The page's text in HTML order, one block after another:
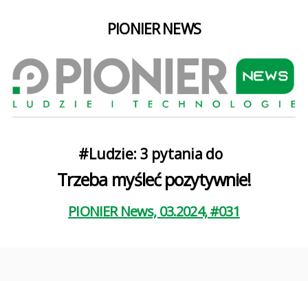
PIONIER NEWS
Kategorie
#Ludzie: 3 pytania do
Trzeba myśleć pozytywnie!
PIONIER News, 03.2024, #031